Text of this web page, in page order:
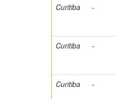
Curitiba
-
Curitiba
-
Curitiba
-